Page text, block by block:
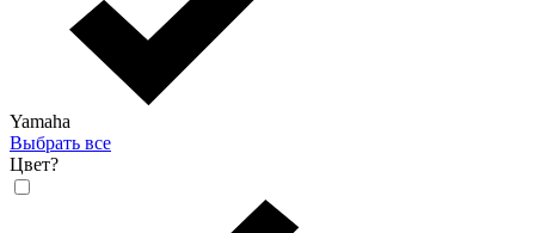
Yamaha
Выбрать все
Цвет?